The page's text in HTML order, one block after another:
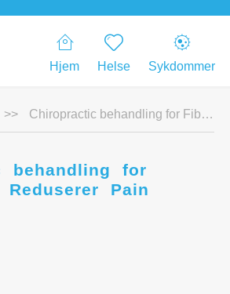
Hjem Helse Sykdommer
>> Chiropractic behandling for Fibromyalgi Reduserer Pain
behandling for
Reduserer Pain